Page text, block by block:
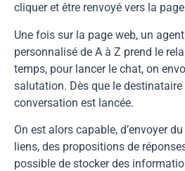
cliquer et être renvoyé vers la
Une fois sur la page web, un
personnalisé de A à Z prend le
temps, pour lancer le chat, on
salutation. Dès que le destinataire
conversation est lancée.
On est alors capable, d’envoyer
liens, des propositions de
possible de stocker des